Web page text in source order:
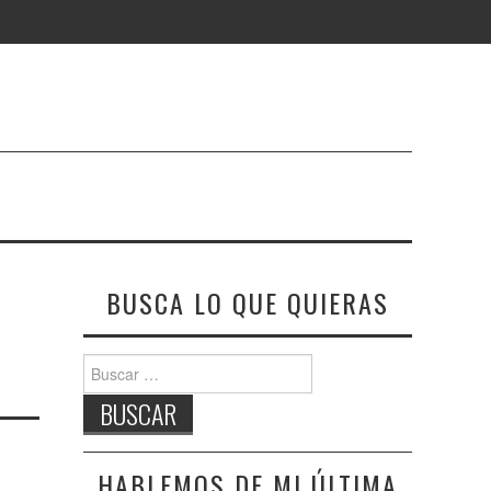
BUSCA LO QUE QUIERAS
Buscar: